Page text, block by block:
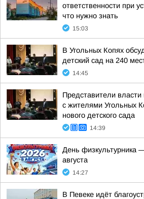
ответственности при
что нужно знать
15:03
В Угольных Копях
детский сад на 240
14:45
Представители
с жителями Угольных
нового детского сада
14:39
День
августа
14:27
В Певеке идёт